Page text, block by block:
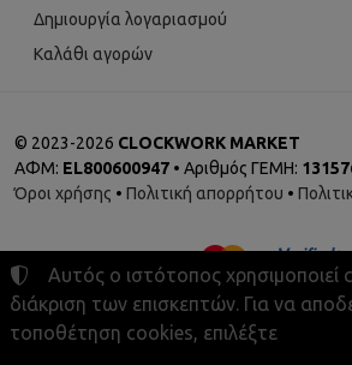
Δημιουργία λογαριασμού
Καλάθι αγορών
© 2023-2026 CLOCKWORK MARKET
ΑΦΜ: EL800600947 • Αριθμός ΓΕΜΗ:
Όροι χρήσης • Πολιτική απορρήτου •
Αυτός ο ιστότοπος χρησιμοποιεί
διάκριση των επισκεπτών. Για να
τοποθέτηση cookies, επιλέξτε